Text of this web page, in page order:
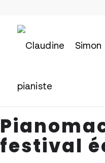
festival